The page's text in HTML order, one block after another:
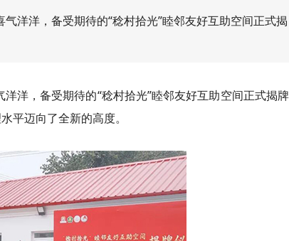
洋洋，备受期待的“稔村拾光”睦邻友好互助空间正式揭
洋，备受期待的“稔村拾光”睦邻友好互助空间正式揭
平迈向了全新的高度。